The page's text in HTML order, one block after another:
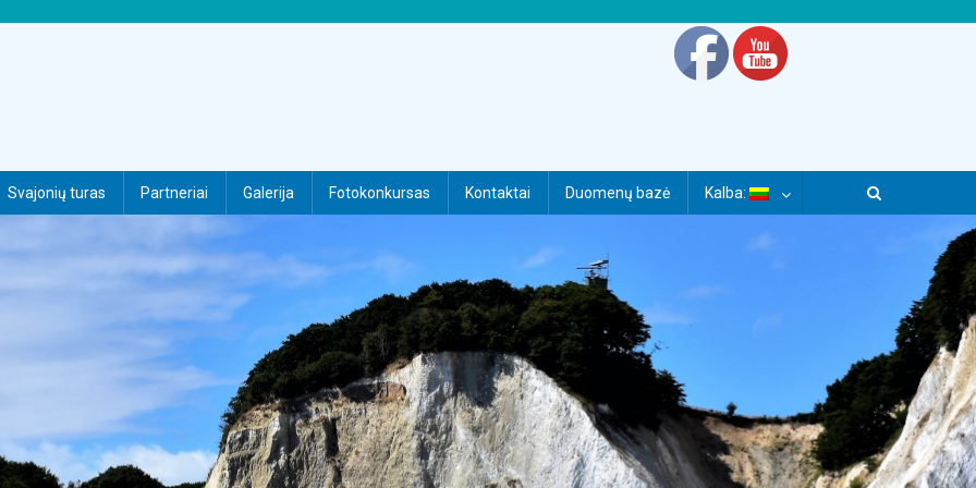
Svajonių turas Partneriai Galerija Fotokonkursas Kontaktai Duomenų bazė Kalba: